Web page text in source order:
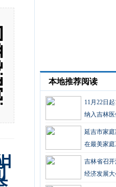
本地推荐阅读
11月22日
纳入吉林
延吉市家
在最美家
花
吉林省召
经济发展